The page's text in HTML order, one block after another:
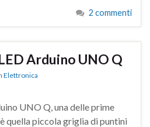
2 commenti
Arduino UNO Q
Elettronica
UNO Q, una delle prime
quella piccola griglia di puntini